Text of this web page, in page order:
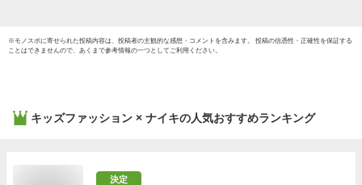
※モノスポに寄せられた投稿内容は、投稿者の主観的な感想・コメントを含みます。 投稿の信憑性・正確性を保証する
ことはできませんので、あくまで参考情報の一つとしてご利用ください。
キッズファッション × ナイキの人気おすすめランキング
決定